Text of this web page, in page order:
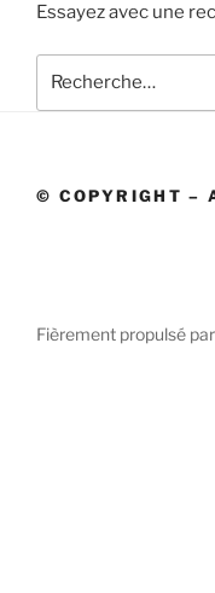
Essayez avec une
pour
© COPYRIGHT –
Fièrement propulsé